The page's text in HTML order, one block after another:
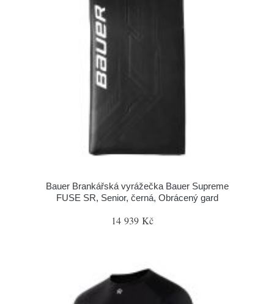
Bauer Brankářská vyrážečka Bauer Supreme
FUSE SR, Senior, černá, Obrácený gard
14 939 Kč